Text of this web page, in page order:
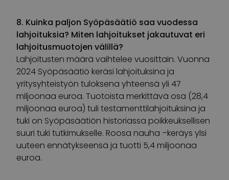
8. Kuinka paljon Syöpäsäätiö saa vuodessa
lahjoituksia? Miten lahjoitukset jakautuvat eri
lahjoitusmuotojen välillä?
Lahjoitusten määrä vaihtelee vuosittain. Vuonna
2024 Syöpäsäätiö keräsi lahjoituksina ja
yritysyhteistyön tuloksena yhteensä yli 47
miljoonaa euroa. Tuotoista merkittävä osa (28,4
miljoonaa euroa) tuli testamenttilahjoituksina ja
tuki on Syöpäsäätiön historiassa poikkeuksellisen
suuri tuki tutkimukselle. Roosa nauha –keräys ylsi
uuteen ennätykseensä ja tuotti 5,4 miljoonaa
euroa.